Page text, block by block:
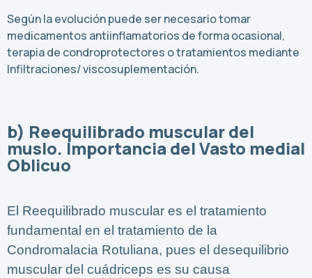
Según la evolución puede ser necesario tomar
medicamentos antiinflamatorios de forma ocasional,
terapia de condroprotectores o tratamientos mediante
Infiltraciones/ viscosuplementación.
b) Reequilibrado muscular del
muslo. Importancia del Vasto medial
Oblicuo
El Reequilibrado muscular es el tratamiento
fundamental en el tratamiento de la
Condromalacia Rotuliana, pues el desequilibrio
muscular del cuádriceps es su causa